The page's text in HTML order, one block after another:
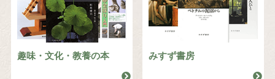
趣味・文化・教養の本 みすず書房